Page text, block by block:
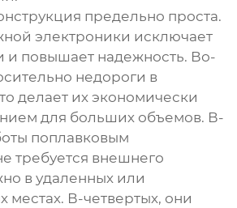
предельно проста.
электроники исключает
и повышает надежность. Во-
недороги в
делает их экономически
для больших объемов. В-
поплавковым
требуется внешнего
в удаленных или
местах. В-четвертых, они